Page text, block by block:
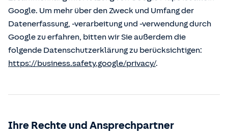
Google. Um mehr über den Zweck und Umfang der
Datenerfassung, -verarbeitung und -verwendung durch
Google zu erfahren, bitten wir Sie außerdem die
folgende Datenschutzerklärung zu berücksichtigen:
https://business.safety.google/privacy/.
Ihre Rechte und Ansprechpartner